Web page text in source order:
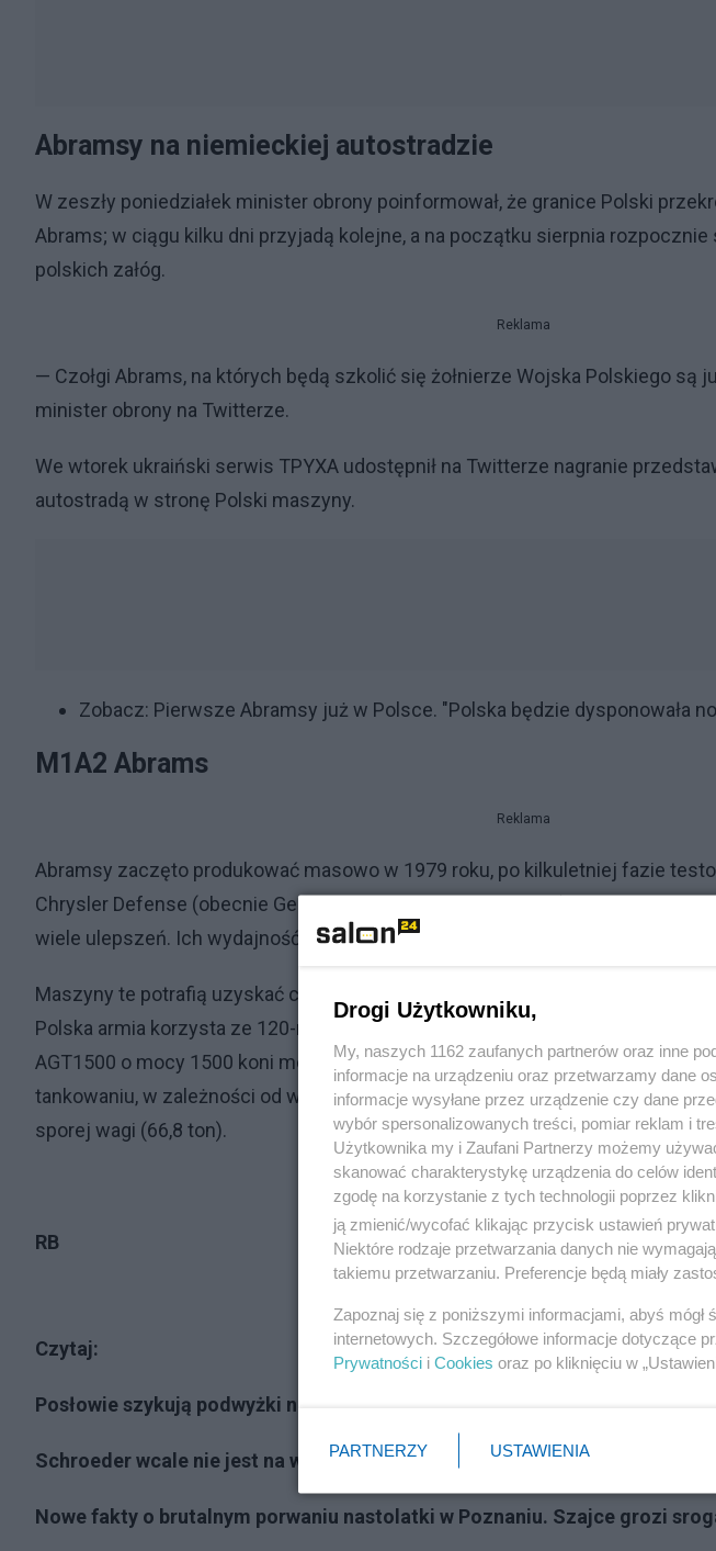
Abramsy na niemieckiej autostradzie
W zeszły poniedziałek minister obrony poinformował, że granice Polski
Abrams; w ciągu kilku dni przyjadą kolejne, a na początku sierpnia
polskich załóg.
Reklama
— Czołgi Abrams, na których będą szkolić się żołnierze Wojska Polskiego są
minister obrony na Twitterze.
We wtorek ukraiński serwis TPYXA udostępnił na Twitterze nagranie
autostradą w stronę Polski maszyny.
Zobacz: Pierwsze Abramsy już w Polsce. "Polska będzie dysponowała
M1A2 Abrams
Reklama
Abramsy zaczęto produkować masowo w 1979 roku, po kilkuletniej fazie
Chrysler Defense (obecnie General Dynamics Land Systems). Jak dotąd
wiele ulepszeń. Ich wydajność sprawiła, że Amerykańska armia do dziś nie
Maszyny te potrafią uzyskać celne trafienia nawet z 2500 tysiąca metrów.
Polska armia korzysta ze 120-mm gładkolufowego działa M256A1 oraz
AGT1500 o mocy 1500 koni mechanicznych. Czołgi te przejechać mogą od
tankowaniu, w zależności od warunków. Jego maksymalna prędkość to 67
sporej wagi (66,8 ton).
RB
Czytaj:
Posłowie szykują podwyżki na czas ostrej inflacji. Zyskają też urzędnicy
Schroeder wcale nie jest na wakacjach. Oto prawdziwy powód wizyty w
Nowe fakty o brutalnym porwaniu nastolatki w Poznaniu. Szajce grozi
Drogi Użytkowniku,
My, naszych 1162 zaufanych partnerów oraz inne
informacje na urządzeniu oraz przetwarzamy dane
informacje wysyłane przez urządzenie czy dane
wybór spersonalizowanych treści, pomiar reklam i
Użytkownika my i Zaufani Partnerzy możemy
skanować charakterystykę urządzenia do celów
zgodę na korzystanie z tych technologii poprzez
ją zmienić/wycofać klikając przycisk ustawień
Niektóre rodzaje przetwarzania danych nie
takiemu przetwarzaniu. Preferencje będą miały
Zapoznaj się z poniższymi informacjami, abyś
internetowych. Szczegółowe informacje dotyczące
Prywatności i Cookies oraz po kliknięciu w
PARTNERZY USTAWIENIA